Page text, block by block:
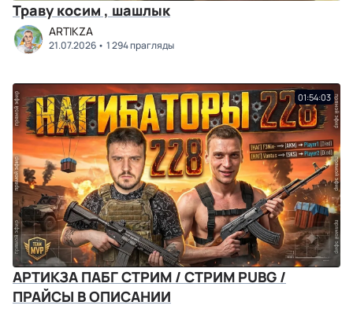
Траву косим , шашлык
ARTIKZA
21.07.2026 1 294 прагляды
01:54:03
АРТИКЗА ПАБГ СТРИМ / СТРИМ PUBG /
ПРАЙСЫ В ОПИСАНИИ